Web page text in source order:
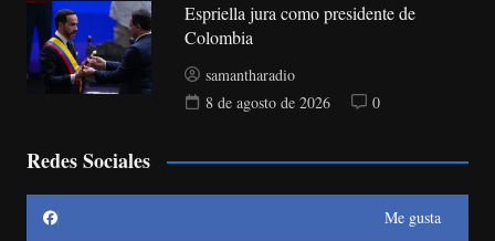
Espriella jura como presidente de
Colombia
samantharadio
8 de agosto de 2026
0
Redes Sociales
Me gusta